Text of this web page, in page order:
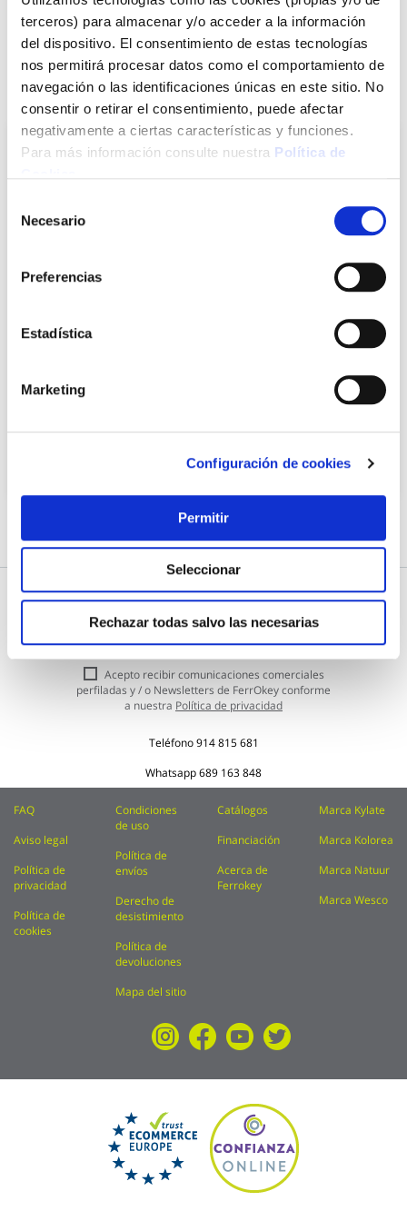
terceros) para almacenar y/o acceder a la información
del dispositivo. El consentimiento de estas tecnologías
nos permitirá procesar datos como el comportamiento de
navegación o las identificaciones únicas en este sitio. No
consentir o retirar el consentimiento, puede afectar
negativamente a ciertas características y funciones.
Para más información consulte nuestra Política de
Necesario
Preferencias
Estadística
Marketing
Configuración de cookies
Permitir
Seleccionar
Rechazar todas salvo las necesarias
Ver más
También te puede interesar
Cinta de pintor 201e resiste 80ºc 12 uds 50 m x 18 mm
Añadir al carrito
Subscríbete a nuestra Newsletter
nuestro
boletín
de
Enviar
Acepto recibir comunicaciones comerciales
perfiladas y / o Newsletters de FerrOkey conforme
a nuestra Política de privacidad
Teléfono914 815 681
Whatsapp689 163 848
FAQ
Aviso legal
Política de
privacidad
Política de
cookies
Condiciones
de uso
Política de
envíos
Derecho de
desistimiento
Política de
devoluciones
Mapa del sitio
Catálogos
Financiación
Acerca de
Ferrokey
Marca Kylate
Marca Kolorea
Marca Natuur
Marca Wesco